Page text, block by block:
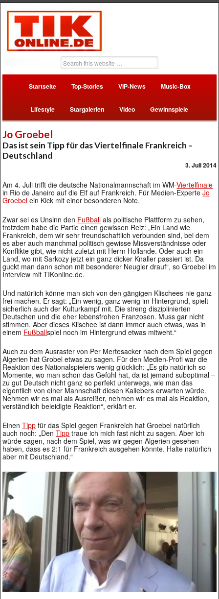
Startseite Top-Stories VIP-News Music-Box
Lifestyle Stargalerien Video Gewinnspiele
Jo Groebel
Das ist sein Tipp für das Viertelfinale Frankreich –
Deutschland
3. Juli 2014
Am 4. Juli trifft die deutsche Nationalmannschaft im WM-Viertelfinale
in Rio de Janeiro auf die Elf auf Frankreich. Für Medien-ExperteJo
Groebel ein Kick mit einer besonderen Note.
Zwar sei es Unsinn den Fußball als politische Plattform zu sehen,
trotzdem habe die Partie einen gewissen Reiz: „Ein Land wie
Frankreich, dem wir sehr freundschaftlich verbunden sind, bei dem
es aber auch manchmal politisch gewisse Missverständnisse oder
Konflikte gibt, wie nicht zuletzt mit Herrn Hollande. Oder auch ein
Land, wo mit Sarkozy jetzt ein ganz dicker Knaller passiert ist. Da
guckt man dann schon mit besonderer Neugier drauf“, so Groebel im
Interview mit TIKonline.de.
Und natürlich könne man sich von den gängigen Klischees nie ganz
frei machen. Er sagt: „Ein wenig, ganz wenig im Hintergrund, spielt
sicherlich auch der Kulturkampf mit. Die streng disziplinierten
Deutschen und die eher lebensfrohen Franzosen. Muss gar nicht
stimmen. Aber dieses Klischee ist dann immer auch etwas, was in
einem Fußballspiel noch im Hintergrund etwas mitweht.“
Auch zu dem Ausraster von Per Mertesacker nach dem Spiel gegen
Algerien hat Grobel etwas zu sagen. Für den Medien-Profi war die
Reaktion des Nationalspielers wenig glücklich: „Es gib natürlich so
Momente, wo man schon das Gefühl hat, da ist jemand suboptimal –
zu gut Deutsch nicht ganz so perfekt unterwegs, wie man das
eigentlich von einer Mannschaft diesen Kaliebers erwarten würde.
Nehmen wir es mal als Ausreißer, nehmen wir es mal als Reaktion,
verständlich beleidigte Reaktion“, erklärt er.
EinenTipp für das Spiel gegen Frankreich hat Groebel natürlich
auch noch: „DenTipp traue ich mich fast nicht zu sagen. Aber ich
würde sagen, nach dem Spiel, was wir gegen Algerien gesehen
haben, dass es 2:1 für Frankreich ausgehen könnte. Halte natürlich
aber mit Deutschland.“